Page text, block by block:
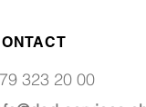
323 20 00